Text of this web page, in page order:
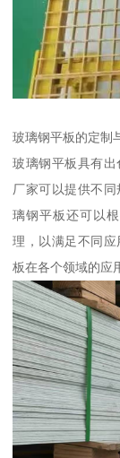
玻璃钢平板的定制
玻璃钢平板具有出
厂家可以提供不
璃钢平板还可以
理，以满足不同
板在各个领域的应